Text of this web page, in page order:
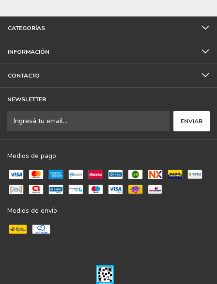
CATEGORÍAS
INFORMACIÓN
CONTACTO
NEWSLETTER
Medios de pago
Medios de envío